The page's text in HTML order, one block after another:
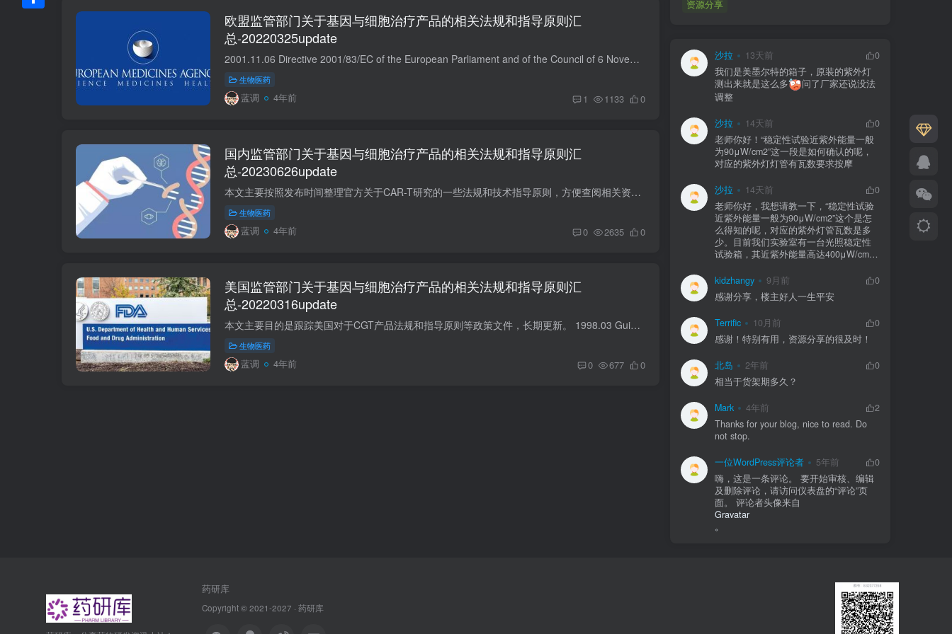
欧盟监管部门关于基因与细胞治疗产品的相关法规和指导原则汇
总-20220325update
2001.11.06 Directive 2001/83/EC of the European Parliament and of the Council of 6 November 2001 on the Community code relating to medicinal products for human use2005.03 Guideline...
生物医药
蓝调 4年前 1 1133 0
国内监管部门关于基因与细胞治疗产品的相关法规和指导原则汇
总-20230626update
本文主要按照发布时间整理官方关于CAR-T研究的一些法规和技术指导原则，方便查阅相关资料学习。我会持续更新相关内容，如有其他未列出的官方文件，可以留言告诉我，我会持续更新。 1993年-20...
生物医药
蓝调 4年前 0 2635 0
美国监管部门关于基因与细胞治疗产品的相关法规和指导原则汇
总-20220316update
本文主要目的是跟踪美国对于CGT产品法规和指导原则等政策文件，长期更新。 1998.03 Guidance for Industry: Guidance for Human Somatic Cell Therapy GeneTherapy FDA2001.02 Guidance for ...
生物医药
蓝调 4年前 0 677 0
资源分享
沙拉 13天前
0
我们是美墨尔特的箱子，原装的紫外灯
测出来就是这么多
问了厂家还说没法
调整
沙拉 14天前
0
老师你好！“稳定性试验近紫外能量一般
为90μW/cm2”这一段是如何确认的呢，
对应的紫外灯灯管有瓦数要求按摩
沙拉 14天前
0
老师你好，我想请教一下，“稳定性试验
近紫外能量一般为90μW/cm2”这个是怎
么得知的呢，对应的紫外灯管瓦数是多
少。目前我们实验室有一台光照稳定性
试验箱，其近紫外能量高达400μW/cm2
kidzhangy 9月前
0
感谢分享，楼主好人一生平安
Terrific 10月前
0
感谢！特别有用，资源分享的很及时！
北岛 2年前
0
相当于货架期多久？
Mark 4年前
2
Thanks for your blog, nice to read. Do
not stop.
一位WordPress评论者 5年前
0
嗨，这是一条评论。 要开始审核、编辑
及删除评论，请访问仪表盘的“评论”页
面。 评论者头像来自
Gravatar
。
药研库
Copyright © 2021-2027 · 药研库